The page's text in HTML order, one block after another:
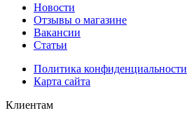
Новости
Отзывы о магазине
Вакансии
Статьи
Политика конфиденциальности
Карта сайта
Клиентам